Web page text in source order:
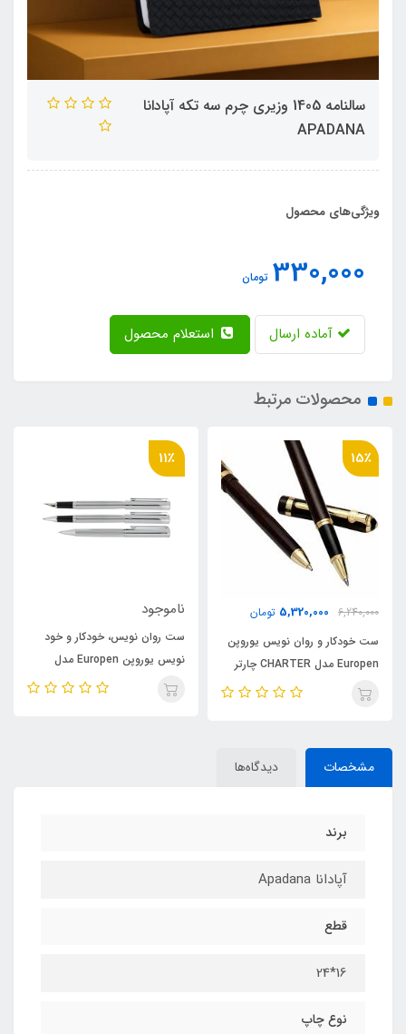
سالنامه 1405 وزیری چرم سه تکه آپادانا
APADANA
ویژگی‌های محصول
330,000 تومان
آماده ارسال
محصولات مرتبط
15٪
6,240,000
5,320,000 تومان
ست خودکار و روان نویس یوروپن
Europen مدل CHARTER چارتر
بدنه قهوه ای گیره زرد
11٪
ناموجود
ست روان نویس، خودکار و خود
نویس یوروپن Europen مدل
WONDER واندر کرومو طلایی
مشخصات دیدگاه‌ها
برند
آپادانا Apadana
قطع
16*24
نوع چاپ